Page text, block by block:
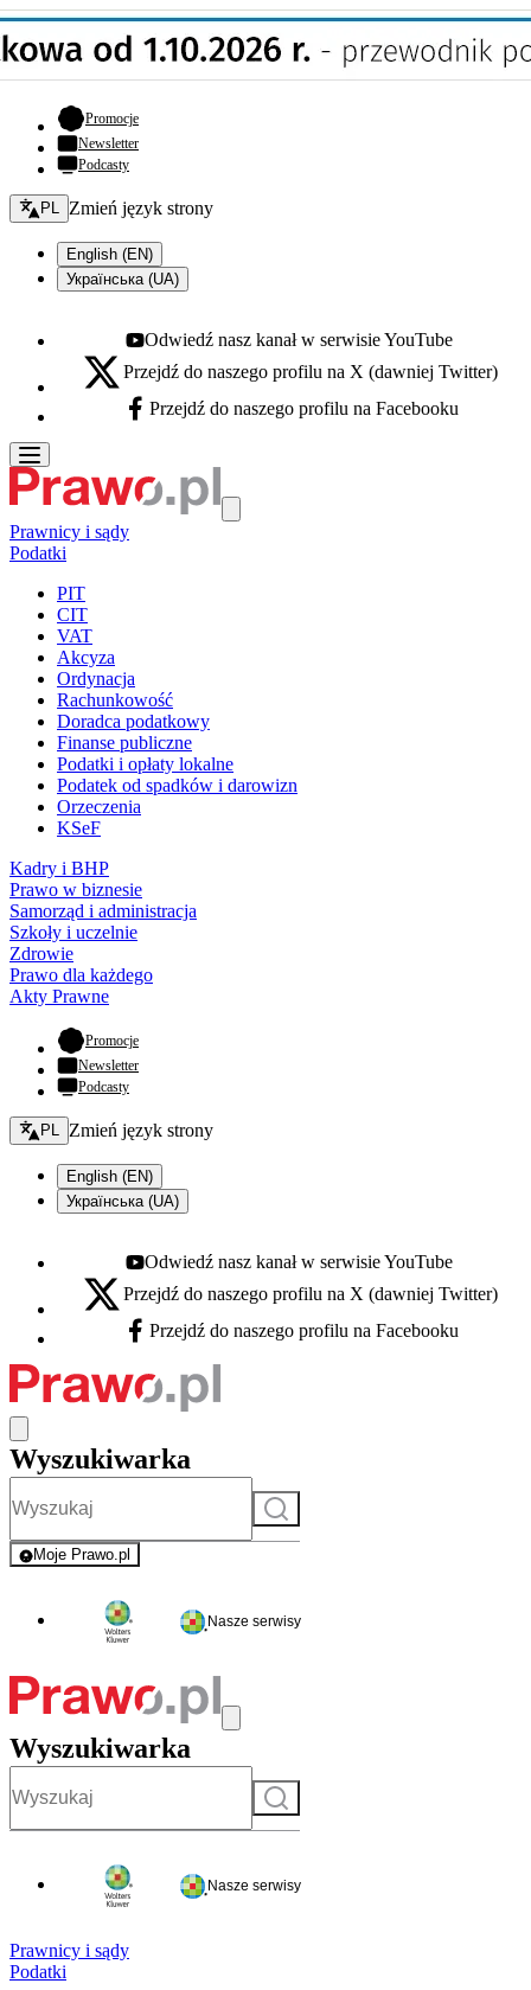
Promocje- otwiera się w nowej karcie
Newsletter
Podcasty
Zmień język - bieżący:
PL Zmień język strony
English (EN)
Українська (UA)
Youtube - otwiera się w nowej karcie
Odwiedź nasz kanał w serwisie YouTube
X - otwiera się w nowej karcie
Przejdź do naszego profilu na X (dawniej Twitter)
Facebook - otwiera się w nowej karcie
Przejdź do naszego profilu na Facebooku
Prawnicy i sądy
Podatki
PIT
CIT
VAT
Akcyza
Ordynacja
Rachunkowość
Doradca podatkowy
Finanse publiczne
Podatki i opłaty lokalne
Podatek od spadków i darowizn
Orzeczenia
KSeF
Kadry i BHP
Prawo w biznesie
Samorząd i administracja
Szkoły i uczelnie
Zdrowie
Prawo dla każdego
Akty Prawne
Promocje- otwiera się w nowej karcie
Newsletter
Podcasty
Zmień język - bieżący:
PL Zmień język strony
English (EN)
Українська (UA)
Youtube - otwiera się w nowej karcie
Odwiedź nasz kanał w serwisie YouTube
X - otwiera się w nowej karcie
Przejdź do naszego profilu na X (dawniej Twitter)
Facebook - otwiera się w nowej karcie
Przejdź do naszego profilu na Facebooku
Wyszukiwarka
Szukaj
Moje Prawo.pl
- rejestracja i logowanie do serwisu
Nasze serwisy
Wyszukiwarka
Szukaj
Nasze serwisy
Prawnicy i sądy
Podatki